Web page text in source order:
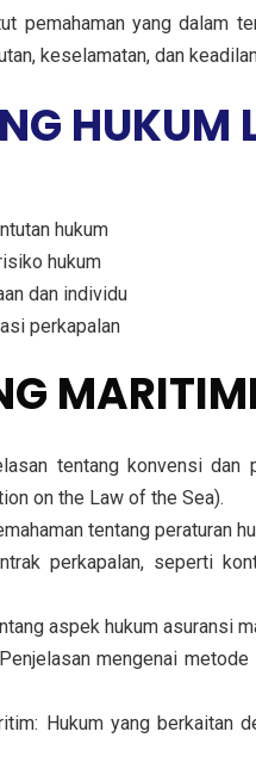
pemahaman yang dalam
keselamatan, dan
HUKUM
hukum
hukum
dan individu
perkapalan
tentang konvensi
on the Law of the Sea).
tentang peraturan
perkapalan, seperti
aspek hukum asuransi
mengenai
Hukum yang berkaitan